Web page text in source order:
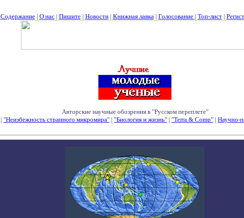
Содержание| О нас| Пишите| Новости| Книжная лавка| Голосование | Топ-лист|
Авторские научные обозрения в "Русском переплете"
| "Неизбежность странного микромира" | "Биология и жизнь" | "Terra & Comp" | Научно-